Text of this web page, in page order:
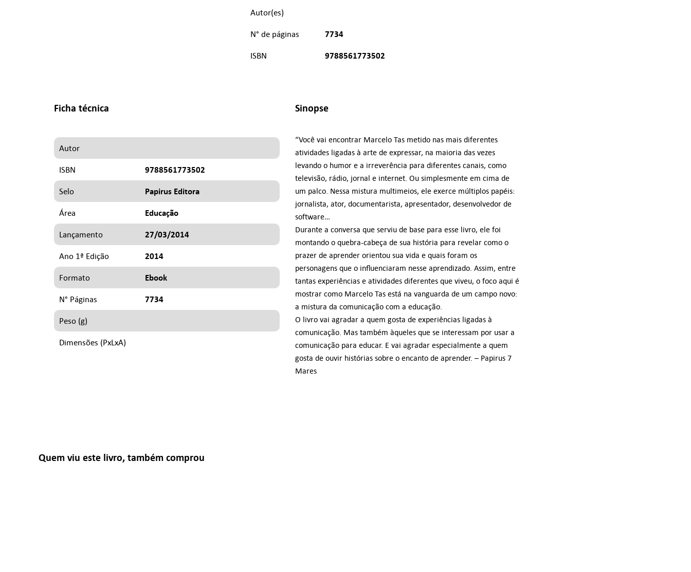
Autor(es)
N° de páginas 7734
ISBN 9788561773502
Ficha técnica
Autor
ISBN 9788561773502
Selo Papirus Editora
Área Educação
Lançamento 27/03/2014
Ano 1ª Edição 2014
Formato Ebook
N° Páginas 7734
Peso (g)
Dimensões (PxLxA)
Sinopse
“Você vai encontrar Marcelo Tas metido nas mais diferentes
atividades ligadas à arte de expressar, na maioria das vezes
levando o humor e a irreverência para diferentes canais, como
televisão, rádio, jornal e internet. Ou simplesmente em cima de
um palco. Nessa mistura multimeios, ele exerce múltiplos papéis:
jornalista, ator, documentarista, apresentador, desenvolvedor de
software…
Durante a conversa que serviu de base para esse livro, ele foi
montando o quebra-cabeça de sua história para revelar como o
prazer de aprender orientou sua vida e quais foram os
personagens que o influenciaram nesse aprendizado. Assim, entre
tantas experiências e atividades diferentes que viveu, o foco aqui é
mostrar como Marcelo Tas está na vanguarda de um campo novo:
a mistura da comunicação com a educação.
O livro vai agradar a quem gosta de experiências ligadas à
comunicação. Mas também àqueles que se interessam por usar a
comunicação para educar. E vai agradar especialmente a quem
gosta de ouvir histórias sobre o encanto de aprender. – Papirus 7
Mares
Quem viu este livro, também comprou